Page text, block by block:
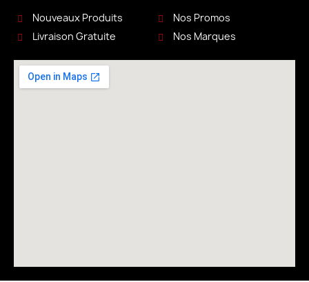
Nouveaux Produits
Livraison Gratuite
Nos Promos
Nos Marques